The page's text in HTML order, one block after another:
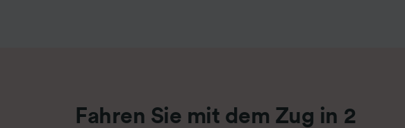
Fahren Sie mit dem Zug in 2